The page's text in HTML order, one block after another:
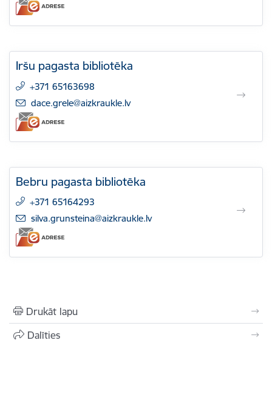
Iršu pagasta bibliotēka
+371 65163698
E-pasts:
dace.grele@aizkraukle.lv
Bebru pagasta bibliotēka
+371 65164293
E-pasts:
silva.grunsteina@aizkraukle.lv
Drukāt lapu
Dalīties